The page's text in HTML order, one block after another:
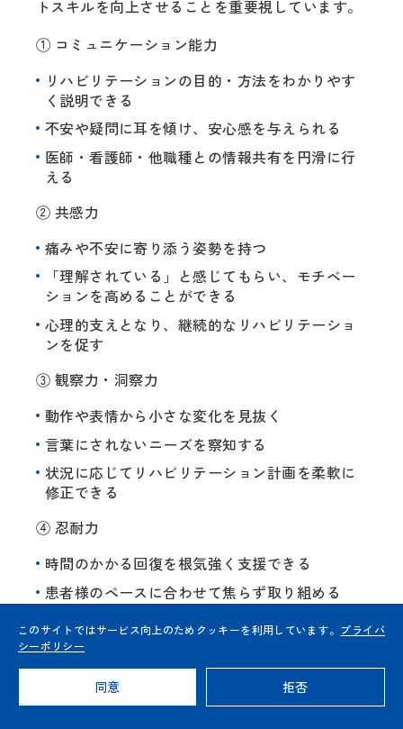
トスキルを向上させることを重要視しています。
① コミュニケーション能力
リハビリテーションの目的・方法をわかりやす
く説明できる
不安や疑問に耳を傾け、安心感を与えられる
医師・看護師・他職種との情報共有を円滑に行
える
② 共感力
痛みや不安に寄り添う姿勢を持つ
「理解されている」と感じてもらい、モチベー
ションを高めることができる
心理的支えとなり、継続的なリハビリテーショ
ンを促す
③ 観察力・洞察力
動作や表情から小さな変化を見抜く
言葉にされないニーズを察知する
状況に応じてリハビリテーション計画を柔軟に
修正できる
④ 忍耐力
時間のかかる回復を根気強く支援できる
患者様のペースに合わせて焦らず取り組める
長期的な視点で成果を見守ることができる
⑤ 協調性
多職種と連携し、チーム医療を実践できる
このサイトではサービス向上のためクッキーを利用しています。 プライバ
シーポリシー
同意 拒否